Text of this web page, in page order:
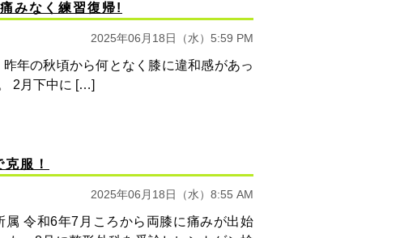
みなく練習復帰!
2025年06月18日（水）5:59 PM
秋頃から何となく膝に違和感があっ
2月下中に […]
服！
2025年06月18日（水）8:55 AM
令和6年7月ころから両膝に痛みが出始